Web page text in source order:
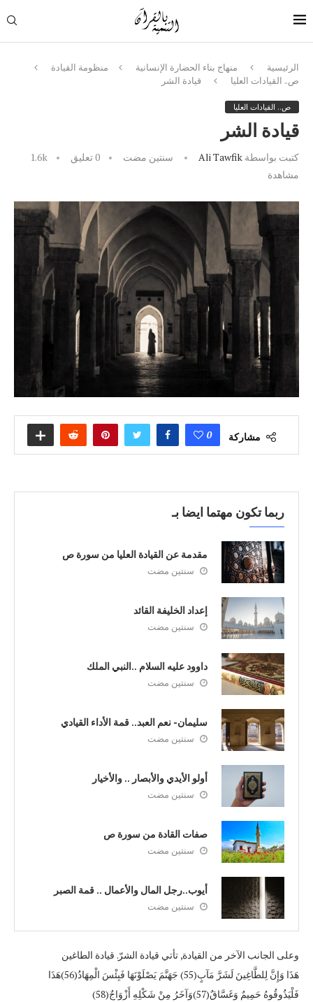
الرئيسية منهاج بناء الحضارة الإنسانية
منظومة القيادة
ص.. القيادات العليا
قيادة الشر
ص.. القيادات العليا
قيادة الشر
كتبت بواسطة Ali Tawfik سنتين مضت 0 تعليق
1.6k
مشاهدة
مشاركة 0
ربما تكون مهتما ايضا بـ
مقدمة عن القيادة العليا من سورة ص
سنتين مضت
إعداد الخليفة القائد
سنتين مضت
داوود عليه السلام ..النبي الملك
سنتين مضت
سليمان- نعم العبد.. قمة الأداء القيادي
سنتين مضت
أولو الأيدي والأبصار .. والأخيار
سنتين مضت
صفات القادة من سورة ص
سنتين مضت
أيوب..رجل المال والأعمال .. قمة الصبر
سنتين مضت
وعلى الجانب الآخر من القيادة, تأتي قيادة الشرّ. قيادة الطاغين
هَذَا وَإِنَّ لِلطَّاغِينَ لَشَرَّ مَآبٍ(55) جَهَنَّمَ يَصْلَوْنَهَا فَبِئْسَ الْمِهَادُ(56)هَذَا
فَلْيَذُوقُوهُ حَمِيمٌ وَغَسَّاقٌ(57)وَآخَرُ مِنْ شَكْلِهِ أَزْوَاجٌ(58)